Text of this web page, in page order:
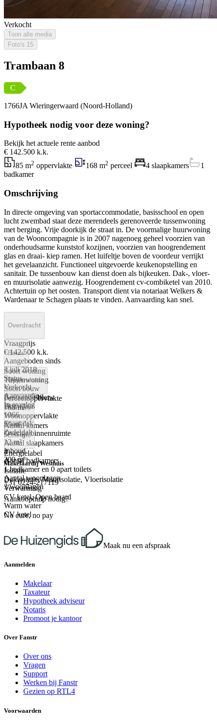
Verkocht
Toon alle media
Foto's 15
Trambaan 8
C
1766JA Wieringerwaard (Noord-Holland)
Hypotheek nodig voor deze woning?
Bekijk het actuele rente aanbod
€ 142.500 k.k.
85 m2 oppervlakte 168 m2 perceel 4 slaapkamers
1
badkamer
Omschrijving
In directe omgeving van sportaccommodatie, basisschool en open
lucht zwembad staat deze merendeels gerenoveerde tussenwoning
met berging. Vrije doorkijk de straat in. De voormalige huurwoning
van de Wooncompagnie is in 2007 nagenoeg geheel voorzien van
onderhoudsarme kunststof kozijnen, voorzien van hoogrendement
glas en draai- kiep ramen. Het luifeltje boven de voordeur verrijkt
het gevelaanzicht. Functioneel uitgevoerde keukenopstelling en
sanitair. De tussenbouw kan dienst doen als bijkeuken. Dak-, vloer-
en muurisolatie aanwezig. Hoogrendement cv-combiketel van 2010.
Achtertuin op het oosten. Transport dient via notariaat Welkers &
Wardenaar te Schagen plaats te vinden. Aanvaarding kan snel.
Overdracht
Vraagprijs
€ 142.500 k.k.
Aangeboden sinds
3 juli 2018
Status
Verkocht
Aanvaarding
In overleg
Bouw
Soort woning
Tussenwoning
Soort bouw
Bestaande bouw
Bouwjaar
1966
Soort dak
Zadeldak
Oppervlakte
Perceeloppervlakte
168 m²
Woonoppervlakte
85 m²
Overige binnenruimte
12 m²
Inhoud
300 m³
Kamers
Aantal kamers
5
Aantal slaapkamers
4
Aantal badkamers
1 badkamer en 0 apart toilets
Aantal woonlagen
3 woonlagen
Energie
Energielabel
C
Isolatie
Dakisolatie, Muurisolatie, Vloerisolatie
Verwarming
CV ketel, Open haard
Warm water
CV ketel
Makelaardij Westhuis
+31 0224-217119
Aankoophulp nodig?
No cure, no pay
Maak nu een afspraak
Aanmelden
Makelaar
Taxateur
Hypotheek adviseur
Notaris
Promoot je kantoor
Over Fanstr
Over ons
Vragen
Support
Werken bij Fanstr
Gezien op RTL4
Voorwaarden